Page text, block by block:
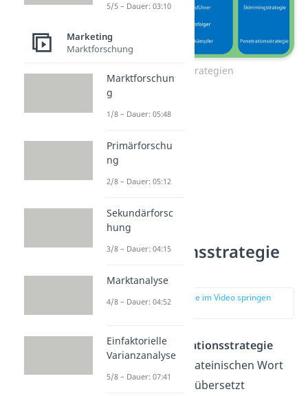
Preisstrategien
Penetrationsstrategie
Vorgehen
zur Stelle im Video springen
(00:40)
Das WortPenetrationsstrategie
kommt von dem lateinischen Wort
„penetrare“, was übersetzt
5/5 – Dauer: 03:10
Marketing
Marktforschung
Marktforschun
g
1/8 – Dauer: 05:48
Primärforschu
ng
2/8 – Dauer: 05:12
Sekundärforsc
hung
3/8 – Dauer: 04:15
Marktanalyse
4/8 – Dauer: 04:52
Einfaktorielle
Varianzanalyse
5/8 – Dauer: 07:41